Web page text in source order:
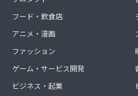
フード・飲食店
アニメ・漫画
ファッション
ゲーム・サービス開発
ビジネス・起業